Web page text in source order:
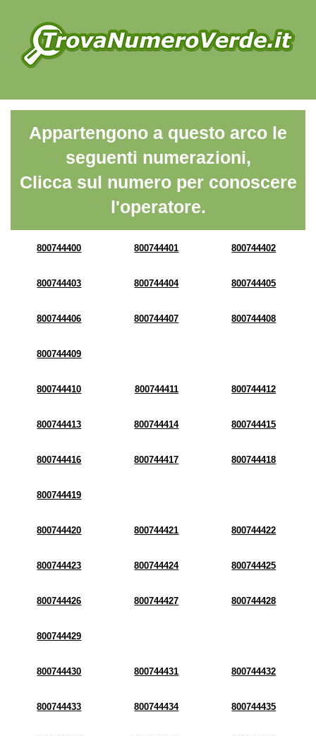
Appartengono a questo arco le
seguenti numerazioni,
Clicca sul numero per conoscere
l'operatore.
800744400 800744401 800744402
800744403 800744404 800744405
800744406 800744407 800744408
800744409
800744410 800744411 800744412
800744413 800744414 800744415
800744416 800744417 800744418
800744419
800744420 800744421 800744422
800744423 800744424 800744425
800744426 800744427 800744428
800744429
800744430 800744431 800744432
800744433 800744434 800744435